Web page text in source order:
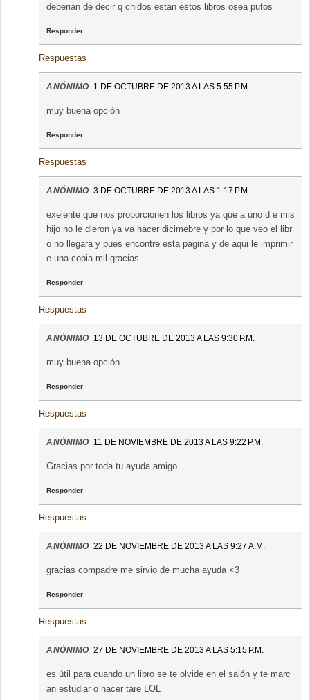
deberian de decir q chidos estan estos libros osea putos
Responder
Respuestas
ANÓNIMO 1 DE OCTUBRE DE 2013 A LAS 5:55 P.M.
muy buena opción
Responder
Respuestas
ANÓNIMO 3 DE OCTUBRE DE 2013 A LAS 1:17 P.M.
exelente que nos proporcionen los libros ya que a uno d e mis
hijo no le dieron ya va hacer dicimebre y por lo que veo el libr
o no llegara y pues encontre esta pagina y de aqui le imprimir
e una copia mil gracias
Responder
Respuestas
ANÓNIMO 13 DE OCTUBRE DE 2013 A LAS 9:30 P.M.
muy buena opción.
Responder
Respuestas
ANÓNIMO 11 DE NOVIEMBRE DE 2013 A LAS 9:22 P.M.
Gracias por toda tu ayuda amigo..
Responder
Respuestas
ANÓNIMO 22 DE NOVIEMBRE DE 2013 A LAS 9:27 A.M.
gracias compadre me sirvio de mucha ayuda <3
Responder
Respuestas
ANÓNIMO 27 DE NOVIEMBRE DE 2013 A LAS 5:15 P.M.
es útil para cuando un libro se te olvide en el salón y te marc
an estudiar o hacer tare LOL